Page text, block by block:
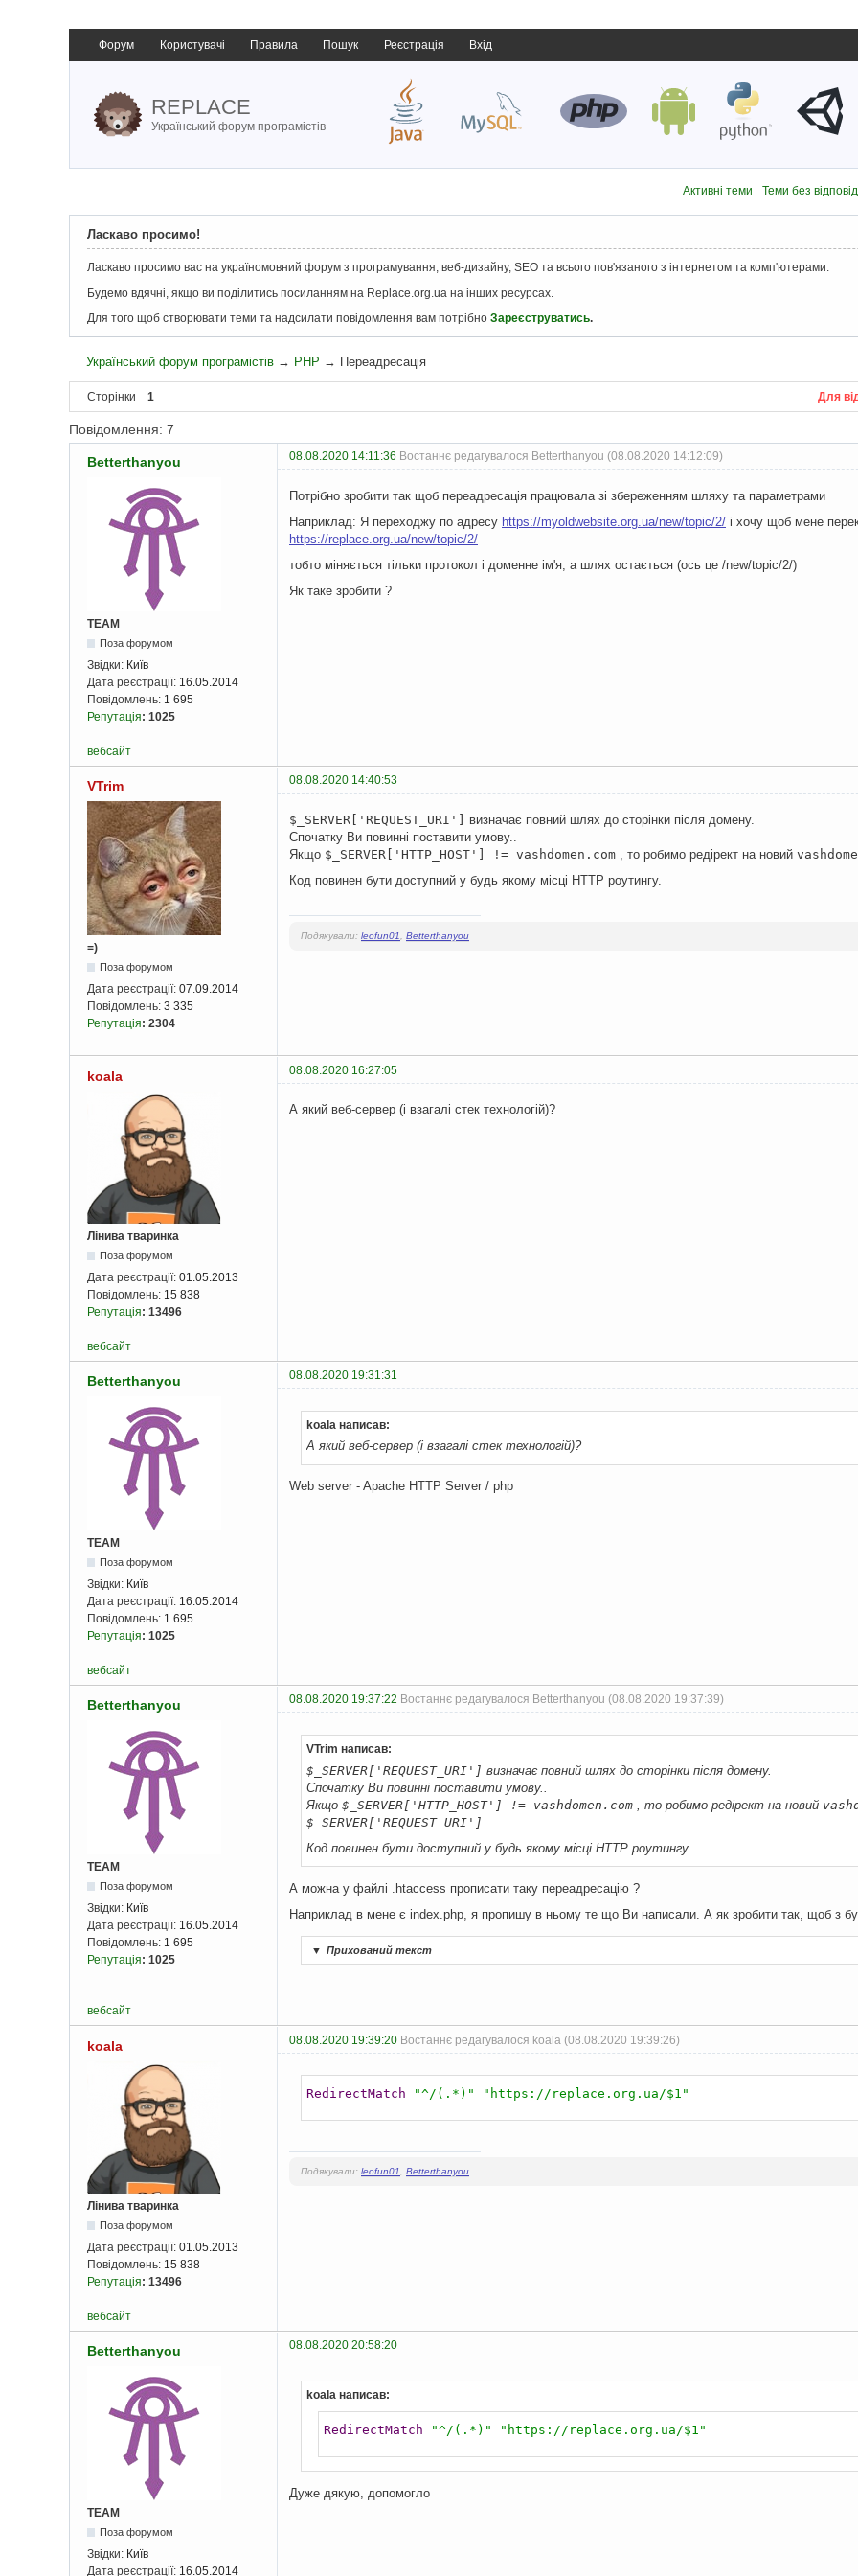
Форум Користувачі Правила Пошук Реєстрація Вхід
REPLACE
Український форум програмістів
Активні теми Теми без
Ласкаво просимо!
Ласкаво просимо вас на україномовний форум з програмування, веб-дизайну, SEO та всього пов'язаного з інтернетом та комп'ютерами.
Будемо вдячні, якщо ви поділитись посиланням на Replace.org.ua на інших ресурсах.
Для того щоб створювати теми та надсилати повідомлення вам потрібно Зареєструватись.
Український форум програмістів → PHP → Переадресація
Сторінки 1 Для
Повідомлення: 7
Betterthanyou 08.08.2020 14:11:36 Востаннє редагувалося Betterthanyou (08.08.2020 14:12:09)
TEAM
Поза форумом
Звідки: Київ
Дата реєстрації: 16.05.2014
Повідомлень: 1 695
Репутація: 1025
Потрібно зробити так щоб переадресація працювала зі збереженням шляху та параметрами
Наприклад: Я переходжу по адресу https://myoldwebsite.org.ua/new/topic/2/ і хочу щоб мене
https://replace.org.ua/new/topic/2/
тобто міняється тільки протокол і доменне ім'я, а шлях остається (ось це /new/topic/2/)
Як таке зробити ?
вебсайт
VTrim 08.08.2020 14:40:53
=)
Поза форумом
Дата реєстрації: 07.09.2014
Повідомлень: 3 335
Репутація: 2304
$_SERVER['REQUEST_URI']
визначає повний шлях до сторінки після домену.
Спочатку Ви повинні поставити умову..
Якщо $_SERVER['HTTP_HOST'] != vashdomen.com , то робимо редірект на новий
Код повинен бути доступний у будь якому місці HTTP роутингу.
Подякували: leofun01 Betterthanyou
koala 08.08.2020 16:27:05
Лінива тваринка
Поза форумом
Дата реєстрації: 01.05.2013
Повідомлень: 15 838
Репутація: 13496
А який веб-сервер (і взагалі стек технологій)?
вебсайт
Betterthanyou 08.08.2020 19:31:31
TEAM
Поза форумом
Звідки: Київ
Дата реєстрації: 16.05.2014
Повідомлень: 1 695
Репутація: 1025
koala написав:
А який веб-сервер (і взагалі стек технологій)?
Web server - Apache HTTP Server / php
вебсайт
Betterthanyou 08.08.2020 19:37:22 Востаннє редагувалося Betterthanyou (08.08.2020 19:37:39)
TEAM
Поза форумом
Звідки: Київ
Дата реєстрації: 16.05.2014
Повідомлень: 1 695
Репутація: 1025
VTrim написав:
$_SERVER['REQUEST_URI'] визначає повний шлях до сторінки після домену.
Спочатку Ви повинні поставити умову..
Якщо $_SERVER['HTTP_HOST'] != vashdomen.com , то робимо редірект на новий
$_SERVER['REQUEST_URI']
Код повинен бути доступний у будь якому місці HTTP роутингу.
А можна у файлі .htaccess прописати таку переадресацію ?
Наприклад в мене є index.php, я пропишу в ньому те що Ви написали. А як зробити так, щоб з
▼ Прихований текст
вебсайт
koala 08.08.2020 19:39:20 Востаннє редагувалося koala (08.08.2020 19:39:26)
Лінива тваринка
Поза форумом
Дата реєстрації: 01.05.2013
Повідомлень: 15 838
Репутація: 13496
RedirectMatch "^/(.*)" "https://replace.org.ua/$1"
Подякували: leofun01, Betterthanyou
вебсайт
Betterthanyou 08.08.2020 20:58:20
TEAM
Поза форумом
Звідки: Київ
Дата реєстрації: 16.05.2014
koala написав:
RedirectMatch "^/(.*)" "https://replace.org.ua/$1"
Дуже дякую, допомогло